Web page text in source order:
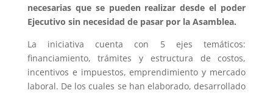
necesarias que se pueden realizar desde el poder
Ejecutivo sin necesidad de pasar por la Asamblea.
La iniciativa cuenta con 5 ejes temáticos:
financiamiento, trámites y estructura de costos,
incentivos e impuestos, emprendimiento y mercado
laboral. De los cuales se han elaborado, desarrollado